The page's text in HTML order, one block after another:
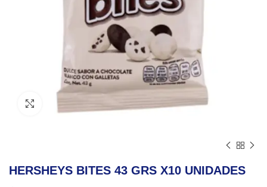
HERSHEYS BITES 43 GRS X10 UNIDADES